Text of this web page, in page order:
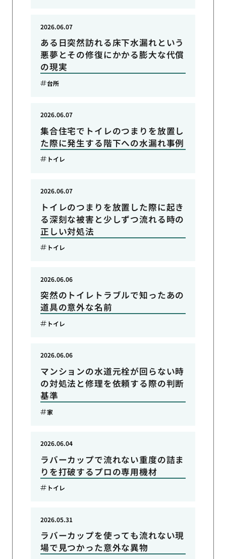
ある日突然訪れる床下水漏れという
悪夢とその修復にかかる膨大な代償
の現実
2026.06.07
台所
集合住宅でトイレのつまりを放置し
た際に発生する階下への水漏れ事例
2026.06.07
トイレ
トイレのつまりを放置した際に起き
る深刻な被害と少しずつ流れる時の
正しい対処法
2026.06.07
トイレ
突然のトイレトラブルで知ったあの
道具の意外な名前
2026.06.06
トイレ
マンションの水道元栓が回らない時
の対処法と修理を依頼する際の判断
基準
2026.06.06
家
ラバーカップで流れない重度の詰ま
りを打破するプロの専用機材
2026.06.04
トイレ
ラバーカップを使っても流れない現
場で見つかった意外な異物
2026.05.31